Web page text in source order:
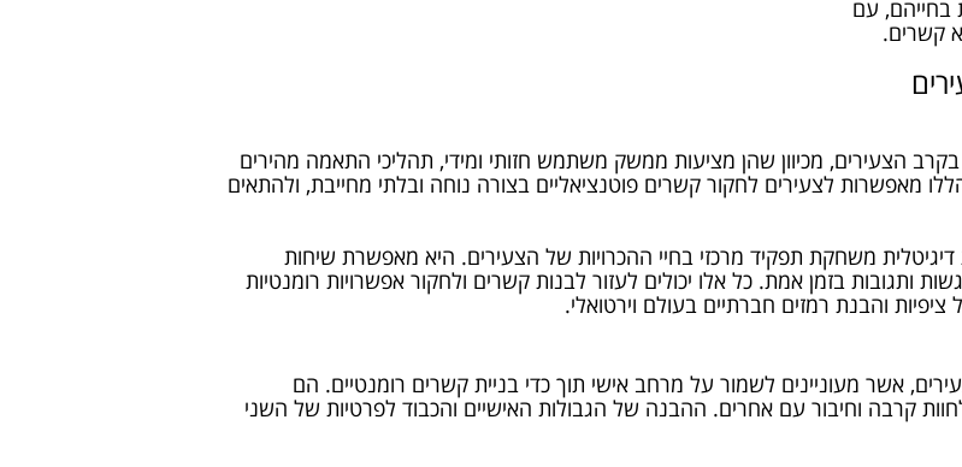
בחייהם, עם
קשרים.
בקרב הצעירים, מכיוון שהן מציעות ממשק משתמש חזותי ומידי, תהליכי התאמה מהירים
מאפשרות לצעירים לחקור קשרים פוטנציאליים בצורה נוחה ובלתי מחייבת, ולהתאים
משחקת תפקיד מרכזי בחיי ההכרויות של הצעירים. היא מאפשרת שיחות
ותגובות בזמן אמת. כל אלו יכולים לעזור לבנות קשרים ולחקור אפשרויות רומנטיות
והבנת רמזים חברתיים בעולם וירטואלי.
אשר מעוניינים לשמור על מרחב אישי תוך כדי בניית קשרים רומנטיים. הם
קרבה וחיבור עם אחרים. ההבנה של הגבולות האישיים והכבוד לפרטיות של השני